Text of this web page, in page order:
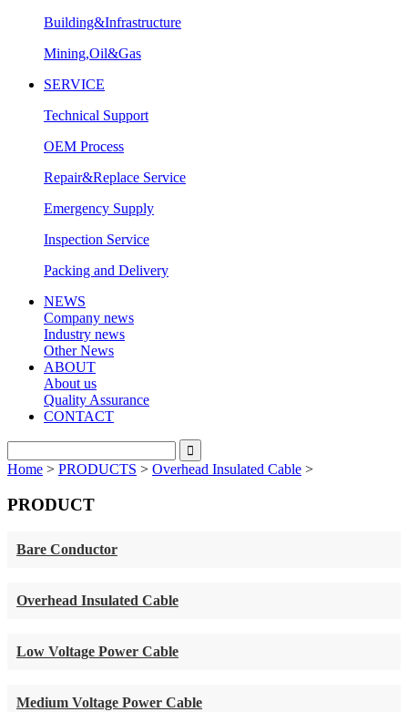
Building&Infrastructure
Mining,Oil&Gas
SERVICE
Technical Support
OEM Process
Repair&Replace Service
Emergency Supply
Inspection Service
Packing and Delivery
NEWS
Company news
Industry news
Other News
ABOUT
About us
Quality Assurance
CONTACT
Home > PRODUCTS > Overhead Insulated Cable >
PRODUCT
Bare Conductor
Overhead Insulated Cable
Low Voltage Power Cable
Medium Voltage Power Cable